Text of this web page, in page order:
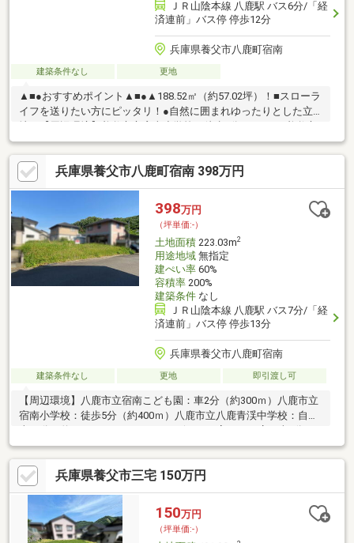
ＪＲ山陰本線 八鹿駅 バス6分/「経
済連前」バス停 停歩12分
兵庫県養父市八鹿町宿南
建築条件なし 更地
▲■●おすすめポイント▲■●▲188.52㎡（約57.02坪）！■スローラ
イフを送りたい方にピッタリ！●自然に囲まれゆったりとした立
立八鹿青渓中学校：自転車29分（8000m）但馬銀行 八鹿支店：
車12分（7900m）フレッシュバザール 八鹿店：車13分
（7400m）現地案内随時受け付けております！是非、お問い合わ
せください。
兵庫県養父市八鹿町宿南 398万円
398万円
（坪単価:-）
土地面積223.03m2
用途地域無指定
建ぺい率60%
容積率200%
建築条件なし
ＪＲ山陰本線 八鹿駅 バス7分/「経
済連前」バス停 停歩13分
兵庫県養父市八鹿町宿南
建築条件なし 更地 即引渡し可
【周辺環境】八鹿市立宿南こども園：車2分（約300ｍ）八鹿市立
宿南小学校：徒歩5分（約400ｍ）八鹿市立八鹿青渓中学校：自転
（約4300ｍ）ファミリーマート日高町岩中店：車6分（3600ｍ）
宿南簡易郵便局：徒歩3分（約190ｍ）但馬信用金庫日高支店：車
8分（約4100ｍ）＼敷地約67.46坪の中古戸建／※現況渡し現地案
内随時受け付けております！是非、お問い合わせください。
兵庫県養父市三宅 150万円
150万円
（坪単価:-）